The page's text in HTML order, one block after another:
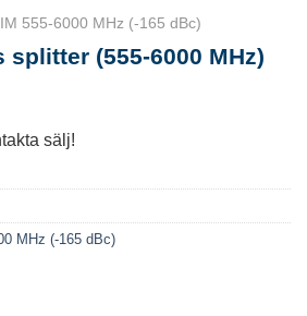
555-6000 MHz (-165 dBc)
splitter (555-6000 MHz)
sälj!
MHz (-165 dBc)